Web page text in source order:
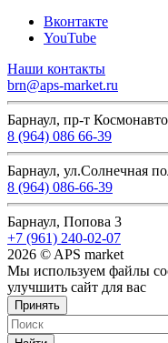
Вконтакте
YouTube
Наши контакты
brn@aps-market.ru
Барнаул, пр-т
8 (964) 086 66-39
Барнаул, ул.Солнечная
8 (964) 086-66-39
Барнаул, Попова 3
+7 (961) 240-02-07
2026 © APS market
Мы используем файлы
улучшить сайт для вас
Принять